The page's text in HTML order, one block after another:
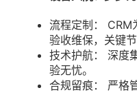
流程定制：
验收维保，关键节
技术护航： 深度
验无忧。
合规留痕： 严格